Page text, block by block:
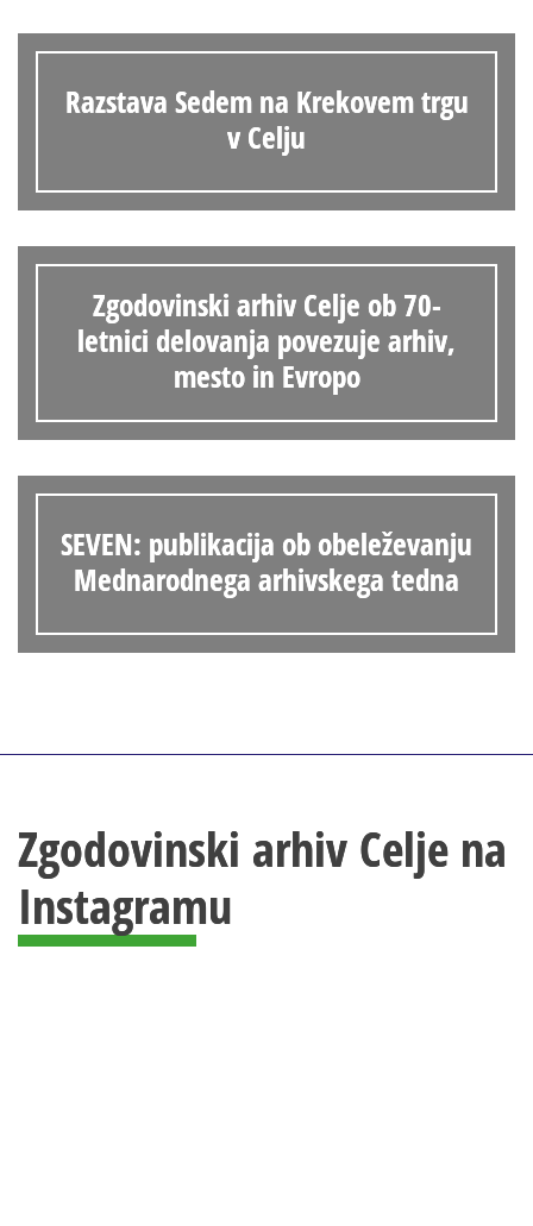
Razstava Sedem na Krekovem trgu
v Celju
Zgodovinski arhiv Celje ob 70-
letnici delovanja povezuje arhiv,
mesto in Evropo
SEVEN: publikacija ob obeleževanju
Mednarodnega arhivskega tedna
Zgodovinski arhiv Celje na
Instagramu